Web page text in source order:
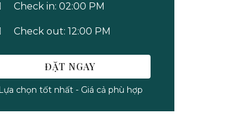
Check in: 02:00 PM
Check out: 12:00 PM
ĐẶT NGAY
Lựa chọn tốt nhất - Giá cả phù hợp